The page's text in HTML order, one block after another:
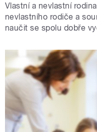
Vlastní a nevlastní
nevlastního rodiče a
naučit se spolu dobře